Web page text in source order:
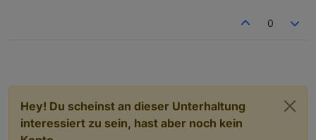
0
Hey! Du scheinst an dieser Unterhaltung
interessiert zu sein, hast aber noch kein